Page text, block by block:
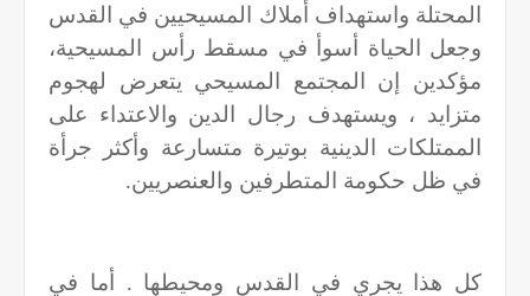
المحتلة واستهداف أملاك المسيحيين في القدس
وجعل الحياة أسوأ في مسقط رأس المسيحية،
مؤكدين إن المجتمع المسيحي يتعرض لهجوم
متزايد ، ويستهدف رجال الدين والاعتداء على
الممتلكات الدينية بوتيرة متسارعة وأكثر جرأة
في ظل حكومة المتطرفين والعنصريين.
كل هذا يجري في القدس ومحيطها . أما في